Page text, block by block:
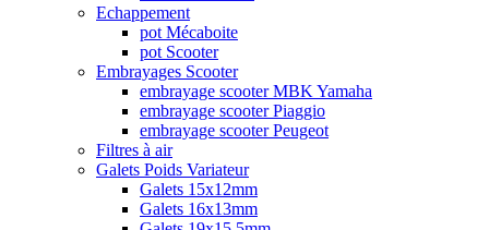
Echappement
pot Mécaboite
pot Scooter
Embrayages Scooter
embrayage scooter MBK Yamaha
embrayage scooter Piaggio
embrayage scooter Peugeot
Filtres à air
Galets Poids Variateur
Galets 15x12mm
Galets 16x13mm